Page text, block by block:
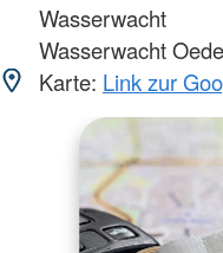
Wasserwacht
Wasserwacht
Karte: Link zur